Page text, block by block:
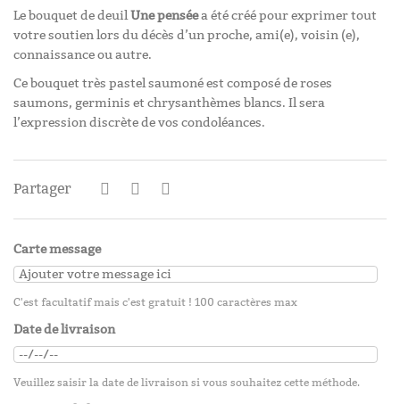
Le bouquet de deuilUne penséea été créé pour exprimer tout
votre soutien lors du décès d’un proche, ami(e), voisin (e),
connaissance ou autre.
Ce bouquet très pastel saumoné est composé de roses
saumons, germinis et chrysanthèmes blancs. Il sera
l’expression discrète de vos condoléances.
Partager
Carte message
C'est facultatif mais c'est gratuit ! 100 caractères max
Date de livraison
Veuillez saisir la date de livraison si vous souhaitez cette méthode.